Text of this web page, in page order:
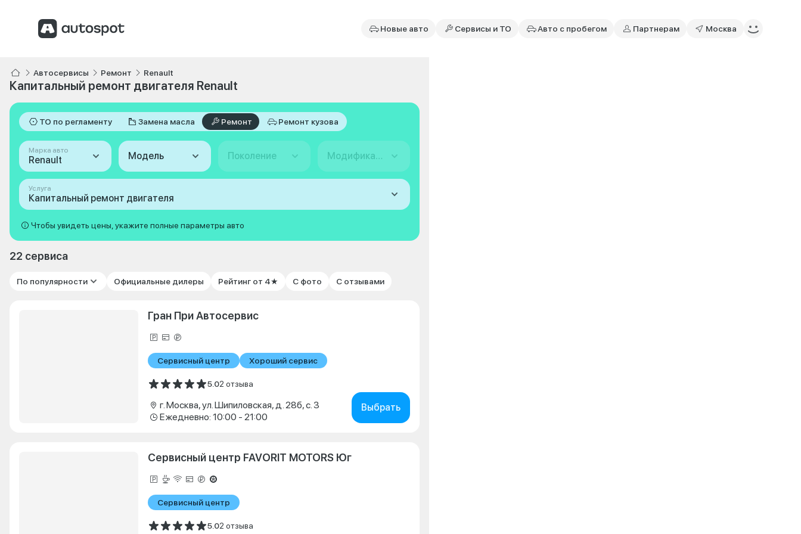
Новые авто Сервисы и ТО Авто с пробегом Партнерам Москва
Автосервисы Ремонт Renault
Капитальный ремонт двигателя Renault
ТО по регламенту Замена масла Ремонт Ремонт кузова
Марка авто
Renault Модель Поколение Модификация
Услуга
Капитальный ремонт двигателя
Чтобы увидеть цены, укажите полные параметры авто
22 сервиса
По популярности Официальные дилеры Рейтинг от 4★ С фото С отзывами
Гран При Автосервис
Сервисный центр Хороший сервис
5.02 отзыва
г. Москва, ул. Шипиловская, д. 28б, с. 3
Ежедневно: 10:00 - 21:00
Выбрать
Сервисный центр FAVORIT MOTORS Юг
Сервисный центр
5.02 отзыва